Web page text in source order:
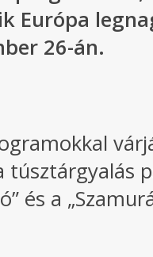
Európa
26-án.
és a